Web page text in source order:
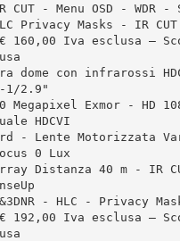
CUT - Menu OSD - WDR -
Privacy Masks - IR CUT
160,00 Iva esclusa –
dome con infrarossi
1/2.9"
Megapixel Exmor - HD
HDCVI
- Lente Motorizzata
0 Lux
Distanza 40 m - IR
- HLC - Privacy
192,00 Iva esclusa –